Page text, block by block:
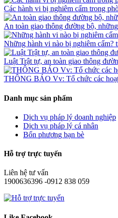
Các hành vi bị nghiêm cấm trong
An toàn giao thông đường bộ,
Những hành vi nào bị nghiêm cấm?
Luật Trật tự, an toàn giao thông
THÔNG BÁO Vv: Tổ chức các
Danh mục sản phẩm
Dịch vụ pháp lý doanh nghiệp
Dịch vụ pháp lý cá nhân
Bốn phương bạn bè
Hỗ trợ trực tuyến
Liên hệ tư vấn
1900636396 -0912 838 059